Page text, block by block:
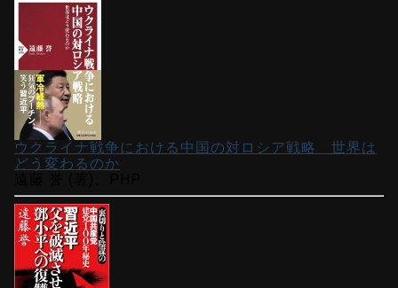
ウクライナ戦争における中国の対ロシア戦略 世界は
どう変わるのか